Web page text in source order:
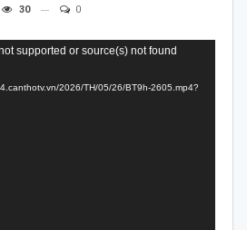
30 0
supported or source(s) not found
2026/TH/05/26/BT9h-2605.mp4?